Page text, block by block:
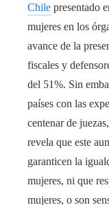
Chile presentado
mujeres en los
avance de la
fiscales y
del 51%. Sin
países con las
centenar de
revela que este
garanticen la
mujeres, ni que
mujeres, o son